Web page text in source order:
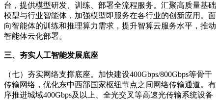
台，提供模型研发、训练、部署全流程服务。汇聚高质量基础
模型与行业智能体，加强模型即服务在各行业的创新应用。面
向智能体的训练和推理算力需求，提升智算云服务水平，推动
智能体云化部署。
三、夯实人工智能发展底座
（七）夯实网络支撑底座。加快建设400Gbps/800Gbps等骨干
传输网络，优化东中西部国家枢纽节点之间网络传输通道。有
序推进城域400Gbps及以上、全光交叉等高速光传输系统设备